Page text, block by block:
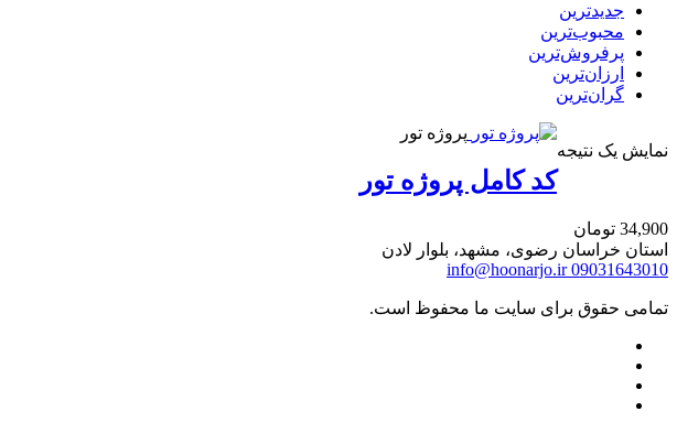
جدیدترین
محبوب‌ترین
پرفروش‌ترین
ارزان‌ترین
گران‌ترین
نمایش یک نتیجه
پروژه تور
کد کامل پروژه تور
34,900 تومان
استان خراسان رضوی، مشهد، بلوار لادن
09031643010
info@hoonarjo.ir
تمامی حقوق برای سایت ما محفوظ است.